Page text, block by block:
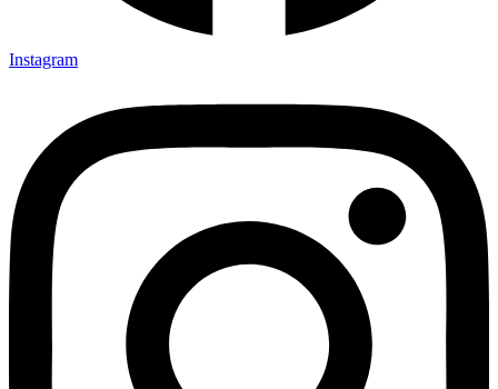
Instagram